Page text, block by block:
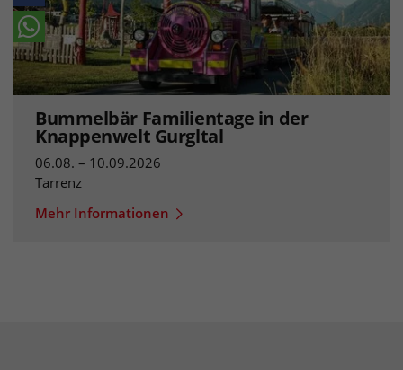
Bummelbär Familientage in der
Knappenwelt Gurgltal
06.08. – 10.09.2026
Tarrenz
Mehr Informationen